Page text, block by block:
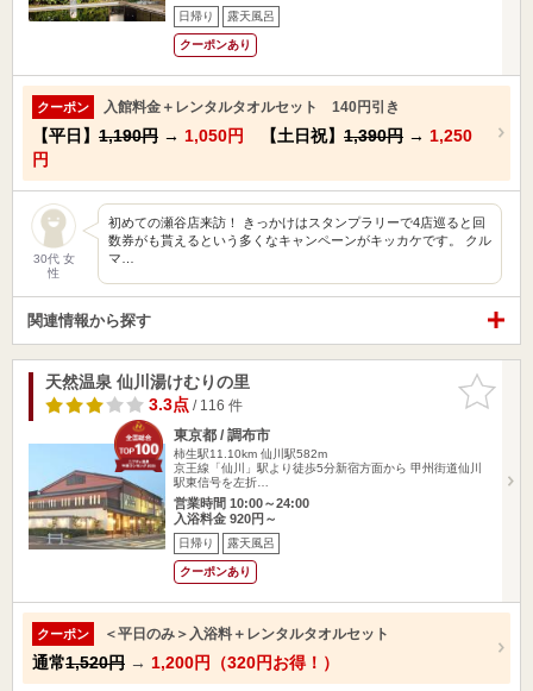
日帰り 露天風呂
クーポンあり
クーポン 入館料金＋レンタルタオルセット 140円引き
【平日】 1,190円 → 1,050円 【土日祝】 1,390円 → 1,250
円
30代 女
性
初めての瀬谷店来訪！ きっかけはスタンプラリーで4店巡ると回
数券がも貰えるという多くなキャンペーンがキッカケです。 クル
マ…
関連情報から探す
お気に入
りに追加
天然温泉 仙川湯けむりの里
3.3点/ 116 件
東京都 / 調布市
柿生駅11.10km 仙川駅582m
京王線「仙川」駅より徒歩5分新宿方面から 甲州街道仙川
駅東信号を左折…
営業時間 10:00～24:00
入浴料金 920円～
日帰り 露天風呂
クーポンあり
クーポン ＜平日のみ＞入浴料＋レンタルタオルセット
通常1,520円 → 1,200円（320円お得！）